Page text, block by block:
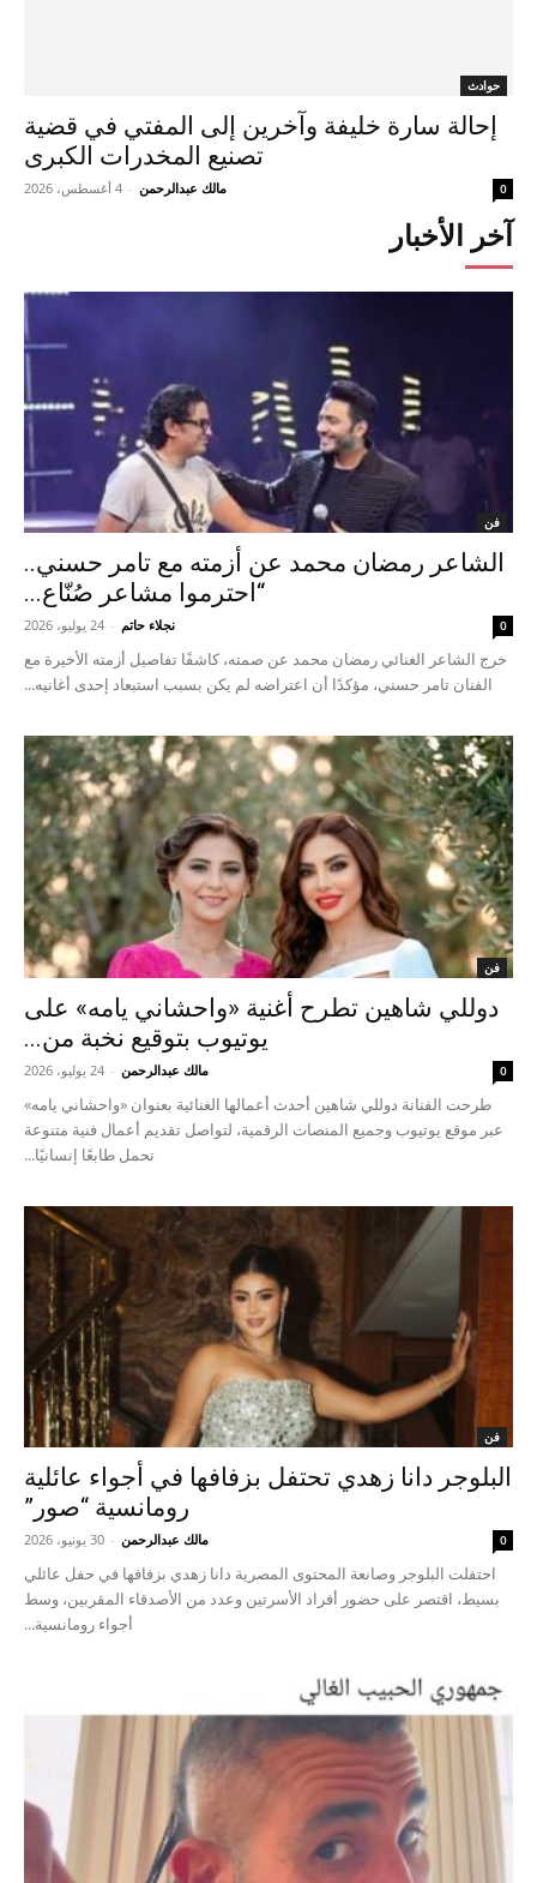
حوادث
إحالة سارة خليفة وآخرين إلى المفتي في قضية
تصنيع المخدرات الكبرى
مالك عبدالرحمن - 4 أغسطس، 2026 0
آخر الأخبار
فن
الشاعر رمضان محمد عن أزمته مع تامر حسني..
“احترموا مشاعر صُنّاع...
نجلاء حاتم - 24 يوليو، 2026 0
خرج الشاعر الغنائي رمضان محمد عن صمته، كاشفًا تفاصيل أزمته الأخيرة مع
الفنان تامر حسني، مؤكدًا أن اعتراضه لم يكن بسبب استبعاد إحدى أغانيه...
فن
دوللي شاهين تطرح أغنية «واحشاني يامه» على
يوتيوب بتوقيع نخبة من...
مالك عبدالرحمن - 24 يوليو، 2026 0
طرحت الفنانة دوللي شاهين أحدث أعمالها الغنائية بعنوان «واحشاني يامه»
عبر موقع يوتيوب وجميع المنصات الرقمية، لتواصل تقديم أعمال فنية متنوعة
تحمل طابعًا إنسانيًا...
فن
البلوجر دانا زهدي تحتفل بزفافها في أجواء عائلية
رومانسية “صور”
مالك عبدالرحمن - 30 يونيو، 2026 0
احتفلت البلوجر وصانعة المحتوى المصرية دانا زهدي بزفافها في حفل عائلي
بسيط، اقتصر على حضور أفراد الأسرتين وعدد من الأصدقاء المقربين، وسط
أجواء رومانسية...